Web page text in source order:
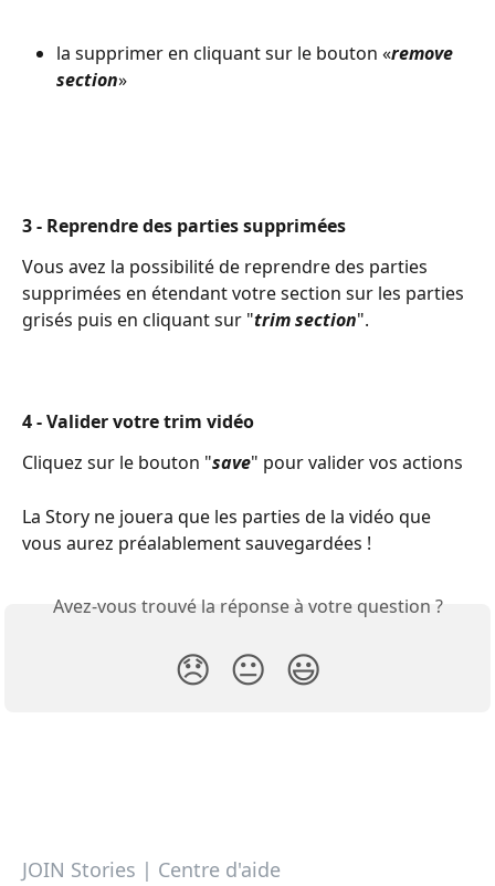
la supprimer en cliquant sur le bouton «remove
section»
3 - Reprendre des parties supprimées
Vous avez la possibilité de reprendre des parties
supprimées en étendant votre section sur les parties
grisés puis en cliquant sur "trim section".
4 - Valider votre trim vidéo
Cliquez sur le bouton "save" pour valider vos actions
La Story ne jouera que les parties de la vidéo que
vous aurez préalablement sauvegardées !
Avez-vous trouvé la réponse à votre question ?
😞 😐 😃
JOIN Stories | Centre d'aide